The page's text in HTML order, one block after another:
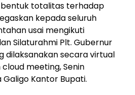
totalitas terhadap
kepada seluruh
usai mengikuti
Silaturahmi Plt. Gubernur
dilaksanakan secara virtual
meeting, Senin
Galigo Kantor Bupati.